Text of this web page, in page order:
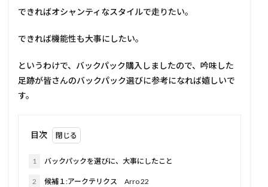
できればオシャンティなスタイルで走りたい。
できれば機能性も大事にしたい。
というわけで、バックパック購入しましたので、吟味した
足跡が皆さんのバックパック選びに参考になれば嬉しいで
す。
目次
1 バックパックを選びに、大事にしたこと
2 候補１:アークテリクス Arro 22